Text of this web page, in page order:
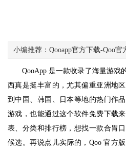
小编推荐：Qooapp官方下载-Qoo官
QooApp 是一款收录了海量游戏
西真是挺丰富的，尤其偏重亚洲地
到中国、韩国、日本等地的热门作
游戏，也能通过这个软件免费下载
表、分类和排行榜，想找一款合胃
候选。再说点儿实际的，Qoo 官方